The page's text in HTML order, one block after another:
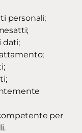
personali;
dati;
per